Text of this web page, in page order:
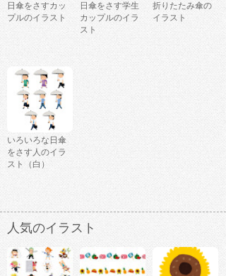
日傘をさすカッ
プルのイラスト
日傘をさす学生
カップルのイラ
スト
折りたたみ傘の
イラスト
いろいろな日傘
をさす人のイラ
スト（白）
人気のイラスト